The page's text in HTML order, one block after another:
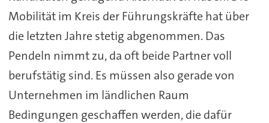
Mobilität im Kreis der Führungskräfte hat über
die letzten Jahre stetig abgenommen. Das
Pendeln nimmt zu, da oft beide Partner voll
berufstätig sind. Es müssen also gerade von
Unternehmen im ländlichen Raum
Bedingungen geschaffen werden, die dafür